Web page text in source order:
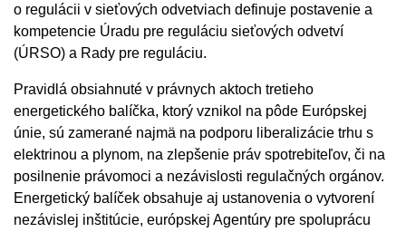
o regulácii v sieťových odvetviach definuje postavenie a
kompetencie Úradu pre reguláciu sieťových odvetví
(ÚRSO) a Rady pre reguláciu.
Pravidlá obsiahnuté v právnych aktoch tretieho
energetického balíčka, ktorý vznikol na pôde Európskej
únie, sú zamerané najmä na podporu liberalizácie trhu s
elektrinou a plynom, na zlepšenie práv spotrebiteľov, či na
posilnenie právomoci a nezávislosti regulačných orgánov.
Energetický balíček obsahuje aj ustanovenia o vytvorení
nezávislej inštitúcie, európskej Agentúry pre spoluprácu